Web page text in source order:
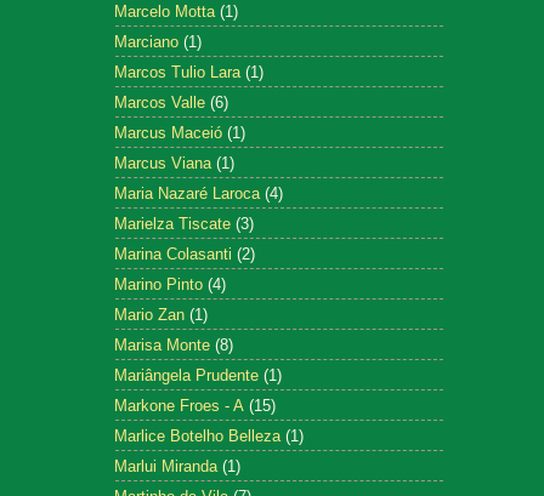
Marcelo Motta (1)
Marciano (1)
Marcos Tulio Lara (1)
Marcos Valle (6)
Marcus Maceió (1)
Marcus Viana (1)
Maria Nazaré Laroca (4)
Marielza Tiscate (3)
Marina Colasanti (2)
Marino Pinto (4)
Mario Zan (1)
Marisa Monte (8)
Mariângela Prudente (1)
Markone Froes - A (15)
Marlice Botelho Belleza (1)
Marlui Miranda (1)